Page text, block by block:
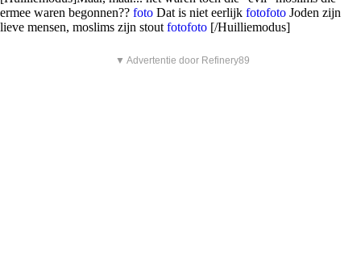
ermee waren begonnen?? foto Dat is niet eerlijk fotofoto Joden zijn
lieve mensen, moslims zijn stout fotofoto [/Huilliemodus]
▼ Advertentie door Refinery89